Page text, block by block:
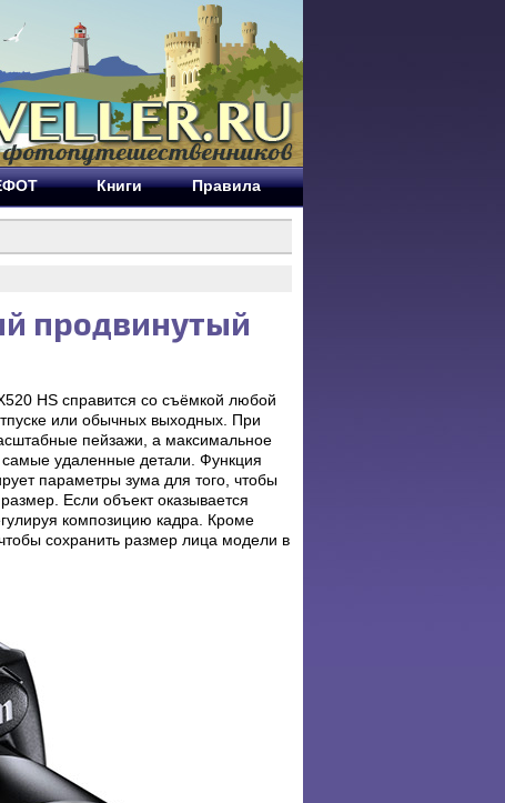
Книги Правила
продвинутый
HS справится со съёмкой любой
или обычных выходных. При
пейзажи, а максимальное
удаленные детали. Функция
параметры зума для того, чтобы
Если объект оказывается
композицию кадра. Кроме
сохранить размер лица модели в